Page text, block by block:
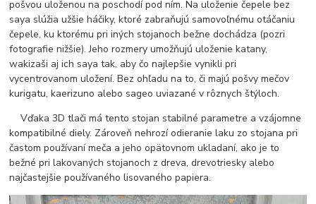
pošvou uloženou na poschodí pod ním. Na uloženie čepele bez
saya slúžia užšie háčiky, ktoré zabraňujú samovoľnému otáčaniu
čepele, ku ktorému pri iných stojanoch bežne dochádza (pozri
fotografie nižšie). Jeho rozmery umožňujú uloženie katany,
wakizaši aj ich saya tak, aby čo najlepšie vynikli pri
vycentrovanom uložení. Bez ohľadu na to, či majú pošvy mečov
kurigatu, kaerizuno alebo sageo uviazané v rôznych štýloch.
Vďaka 3D tlači má tento stojan stabilné parametre a vzájomne
kompatibilné diely. Zároveň nehrozí odieranie laku zo stojana pri
častom používaní meča a jeho opätovnom ukladaní, ako je to
bežné pri lakovaných stojanoch z dreva, drevotriesky alebo
najčastejšie používaného lisovaného papiera.